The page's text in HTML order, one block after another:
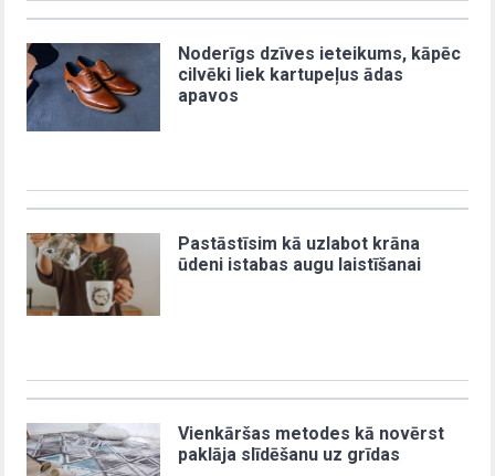
Noderīgs dzīves ieteikums, kāpēc
cilvēki liek kartupeļus ādas
apavos
Pastāstīsim kā uzlabot krāna
ūdeni istabas augu laistīšanai
Vienkāršas metodes kā novērst
paklāja slīdēšanu uz grīdas